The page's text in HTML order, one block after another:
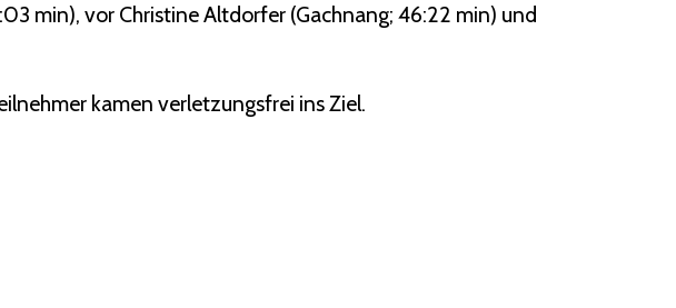
min), vor Christine Altdorfer (Gachnang; 46:22 min) und
kamen verletzungsfrei ins Ziel.